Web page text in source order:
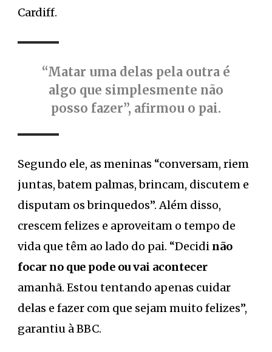
Cardiff.
“Matar uma delas pela outra é
algo que simplesmente não
posso fazer”, afirmou o pai.
Segundo ele, as meninas “conversam, riem
juntas, batem palmas, brincam, discutem e
disputam os brinquedos”. Além disso,
crescem felizes e aproveitam o tempo de
vida que têm ao lado do pai. “Decidi não
focar no que pode ou vai acontecer
amanhã. Estou tentando apenas cuidar
delas e fazer com que sejam muito felizes”,
garantiu à BBC.